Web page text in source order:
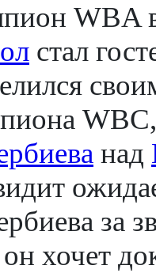
WBA
стал
над
за
хочет